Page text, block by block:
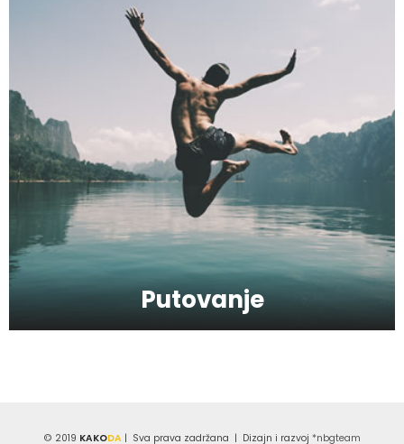
Hiruška operacija gornjih i donjih kapaka
- Blefaroplastika
Kako da bude odabrana najbolja radio
antena danas?
Kako da preživite ponedeljak?
Putovanje
© 2019 KAKODA | Sva prava zadržana | Dizajn i razvoj *nbgteam